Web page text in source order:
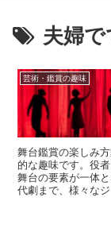
夫婦
芸術・鑑賞の趣味
舞台鑑賞の楽しみ
的な趣味です。役
舞台の要素が一体
代劇まで、様々な